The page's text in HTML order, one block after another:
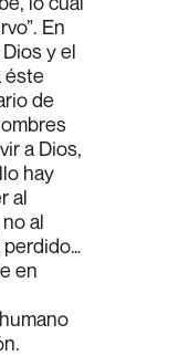
En
y el
éste
de
a Dios,
hay
al
al
perdido…
en